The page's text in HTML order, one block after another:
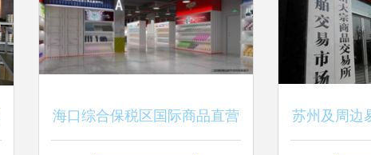
海口综合保税区国际商品直营 苏州及周边